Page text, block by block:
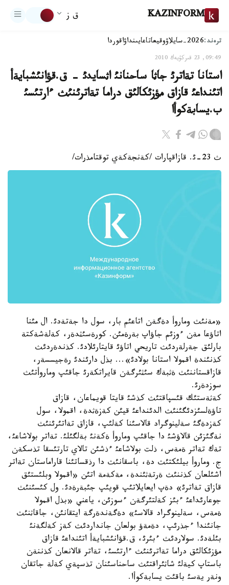
KAZINFORM ق ز
ترەند:2026-سايلاۋ وقيعاتاعايىنداۋاقوردا
09:49, 23 قىركۇيەك 2010
استانا تةاترئ جاثا ساحنانئ اثسايدئ - ق.قؤانئشبايةأ
اتئنداعئ قازاق مؤزئكالئق دراما تةاترئنئث ءارتئسئ
ب.يسابةكوأا
ث 23-ئ. قازاقپارات /كةنجةكةي توقتامذرات/
«مةنئث وماروأ دةگةن اتاعئم بار، سول دا جةتةدئ. ال مئنا
اتاؤعا مةن ءوزئم جاؤاپ بةرةمئن. كورةسئثدةر، كةلةشةكتة
بارلئق جةرلةردئث تاريحي اتاؤئ قايتارئلادئ. كذندةردئث
كذنئندة اقمولا استانا بولادئ»... بذل دارئندئ رةجيسسةر،
قازاقستاننئث ةثبةك سئثئرگةن قايراتكةرئ جاقئپ وماروأتئث
سوزدةرئ.
كةثةستئك قئسپاقتئث كذشئ قايتا قويماعان، قازاق
تاؤةلسئزدئگئنئث الدئنداعئ قيئن كةزةثدة، اقمولا، سول
كةزدةگئ سةلينوگراد قالاسئنا كةلئپ، قازاق تةاتئرئنئث
نةگئزئن قالاؤشئ دا جاقئپ وماروأ ةكةنئ بةلگئلئ. تةاتر بولاشاعئ،
تةك تةاتر ةمةس، ذلت بولاشاعئ ءذشئن تالاي تارتئسقا تذسكةن
ج. وماروأ بيلئكتئث دة، باسقانئث دا رذقساتئنا قاراماستان تةاتر
اشئلعان كذننئث ةرتةثئندة، مةكةمة اتئن «اقمولا وبلئستئق
قازاق تةاترئ» دةپ ايعايلاتئپ قويئپ جئبةرةدئ. ول كئسئنئث
جوعارئداعئ ءبئز كةلتئرگةن ءسوزئن، ياعني «بذل اقمولا
ةمةس، سةلينوگراد قالاسئ» دةگةندةرگة ايتقانئن، جاقاثنئث
جانئندا ءجذرئپ، دةمةؤ بولعان جانداردئث كةز كةلگةنئ
بئلةدئ. سولاردئث ءبئرئ، ق.قؤانئشبايةأ اتئنداعئ قازاق
مؤزئكالئق دراما تةاترئنئث ءارتئسئ، تةاتر قالانعان كذننةن
باستاپ كيةلئ شاثئراقتئث ساحناسئنان تذسپةي كةلة جاتقان
ونةر يةسئ باقئت يسابةكوأا.